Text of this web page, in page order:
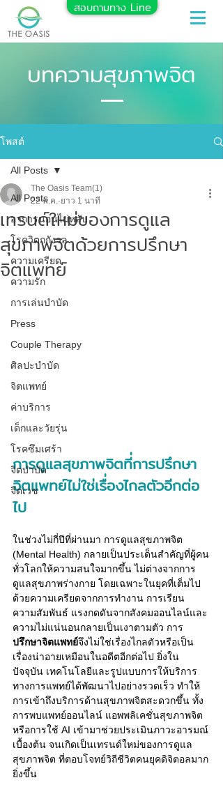
สอบถามทาง Line
บทความสุขภาพจิต
โพสต์
All Posts
อาการนอนไม่หลับ
โรควิตกกังวล
ความเครียด
ความรัก
การเล่นบำบัด
Press
Couple Therapy
ศิลปะบำบัด
จิตแพทย์
ค่าบริการ
เด็กและวัยรุ่น
โรคซึมเศร้า
จิตบำบัด
จิตเวช
All Posts
เทรนด์ใหม่ของการดูแล
สุขภาพจิตด้วยการปรึกษา
จิตแพทย์
The Oasis Team(1)
22 พ.ค. ยาว 1 นาที
การดูแลสุขภาพจิตที่การปรึกษา
จิตแพทย์ไม่ใช่เรื่องไกลตัวอีกต่อ
ไป
ในช่วงไม่กี่ปีที่ผ่านมา การดูแลสุขภาพจิต
(Mental Health) กลายเป็นประเด็นสำคัญที่ผู้คน
ทั่วโลกให้ความสนใจมากขึ้น ไม่ต่างจากการ
ดูแลสุขภาพร่างกาย โดยเฉพาะในยุคที่เต็มไป
ด้วยความเครียดจากการทำงาน การเรียน
ความสัมพันธ์ แรงกดดันจากสังคมออนไลน์และ
ความไม่แน่นอนกลายเป็นเงาตามตัว การ
ปรึกษาจิตแพทย์จึงไม่ใช่เรื่องไกลตัวหรือเป็น
เรื่องน่าอายเหมือนในอดีตอีกต่อไป ยิ่งใน
ปัจจุบัน เทคโนโลยีและรูปแบบการให้บริการ
ทางการแพทย์ได้พัฒนาไปอย่างรวดเร็ว ทำให้
การเข้าถึงบริการด้านสุขภาพจิตสะดวกขึ้น ทั้ง
การพบแพทย์ออนไลน์ แอพพลิเคชั่นสุขภาพจิต
หรือการใช้ AI เข้ามาช่วยประเมินภาวะอารมณ์
เบื้องต้น จนเกิดเป็นเทรนด์ใหม่ของการดูแล
สุขภาพจิต ที่ตอบโจทย์วิถีชีวิตคนยุคดิจิตอลมาก
ยิ่งขึ้น